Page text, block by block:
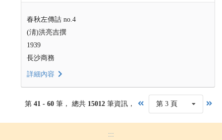
春秋左傳詁 no.4
(淸)洪亮吉撰
1939
長沙商務
詳細內容
第 41 - 60 筆， 總共 15012筆資訊， 第 3 頁
:::